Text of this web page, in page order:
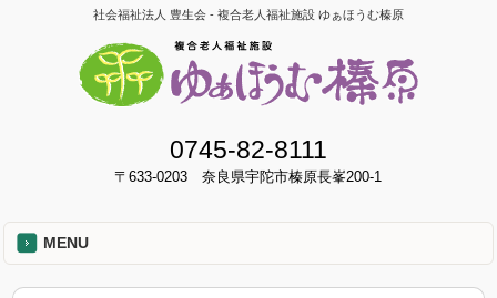
社会福祉法人 豊生会 - 複合老人福祉施設 ゆぁほうむ榛原
0745-82-8111
〒633-0203 奈良県宇陀市榛原長峯200-1
MENU